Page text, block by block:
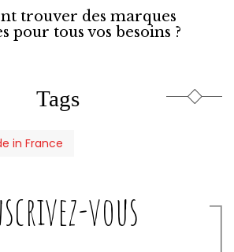
trouver des marques
pour tous vos besoins ?
Tags
in France
vous